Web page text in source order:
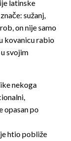
latinske
sužanj,
on nije samo
kovanicu rabio
svojim
nekoga
opasan po
htio pobliže